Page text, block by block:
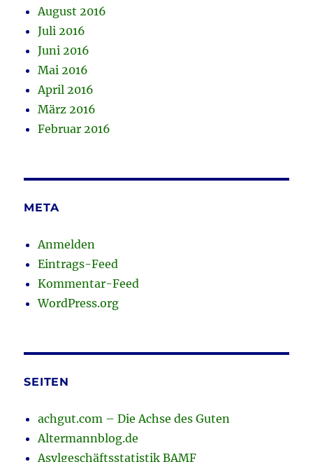
August 2016
Juli 2016
Juni 2016
Mai 2016
April 2016
März 2016
Februar 2016
META
Anmelden
Eintrags-Feed
Kommentar-Feed
WordPress.org
SEITEN
achgut.com – Die Achse des Guten
Altermannblog.de
Asylgeschäftsstatistik BAMF